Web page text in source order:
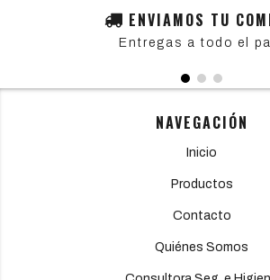
ENVIAMOS TU
Entregas a todo el
NAVEGACIÓN
Inicio
Productos
Contacto
Quiénes Somos